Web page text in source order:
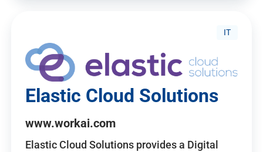
IT
Elastic Cloud Solutions
www.workai.com
Elastic Cloud Solutions provides a Digital